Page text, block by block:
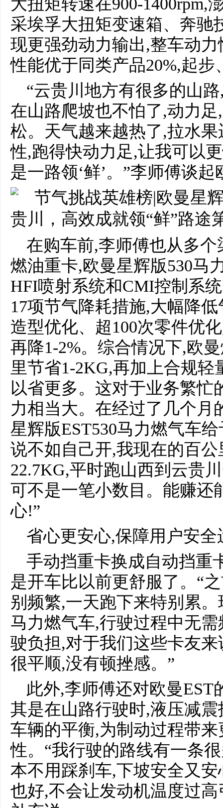
大扭矩转速在900-1400rpm,
采埃孚大扭矩变速箱、奔驰
现更强劲动力输出,整车动
性能优于同类产品20%,起
“云贵川地方有很多的山
在山路爬坡也不怕了,动力
松。天气越来越热了,拉水
性,跑得快动力足,让我可以
是一路领‘鲜’。”李师傅谈
在购车前,李师傅也从多
燃油重卡,欧曼星辉版530马
HFI喷射系统和CMI控制系
17项节气降耗措施,大幅降
造型优化、超100次零件优
再降1-2%。综合情况下,欧
里节省1-2KG,再加上合规
以省更多。这对于业务繁忙
力相当大。在经过了几个月
星辉版EST530马力燃气车
说不如自己开,我现在的百
22.7KG,平时跑山西到云贵
可不是一笔小数目。能赚还
心!”
省心更安心,保障用户安全
手动挡重卡换成自动挡重
是开车比以前更舒服了。“
别频繁,一天跑下来特别累
马力燃气车,行驶过程中无
驶负担,对于我们这些卡友
很平顺,没有顿挫感。”
此外,李师傅还对欧曼
其是在山路行驶时,液压减
车辆的平衡,为制动过程带
性。“我行驶的路线有一条
本不用踩刹车,下坡安全又
也好,不会让发动机温度过